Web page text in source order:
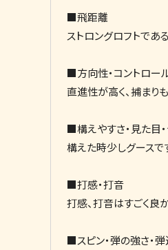
■飛距離
ストロングロフトであ
■方向性・コントロー
直進性が高く、捕まり
■構えやすさ・見た目
構えた時少しグースで
■打感・打音
打感、打音はすごく良
■スピン・弾の強さ・